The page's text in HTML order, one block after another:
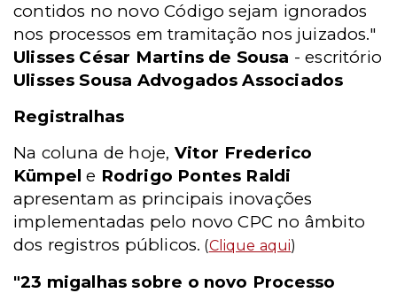
contidos no novo Código sejam ignorados
nos processos em tramitação nos juizados."
Ulisses César Martins de Sousa - escritório
Ulisses Sousa Advogados Associados
Registralhas
Na coluna de hoje, Vitor Frederico
Kümpele Rodrigo Pontes Raldi
apresentam as principais inovações
implementadas pelo novo CPC no âmbito
dos registros públicos. (Clique aqui)
"23 migalhas sobre o novo Processo